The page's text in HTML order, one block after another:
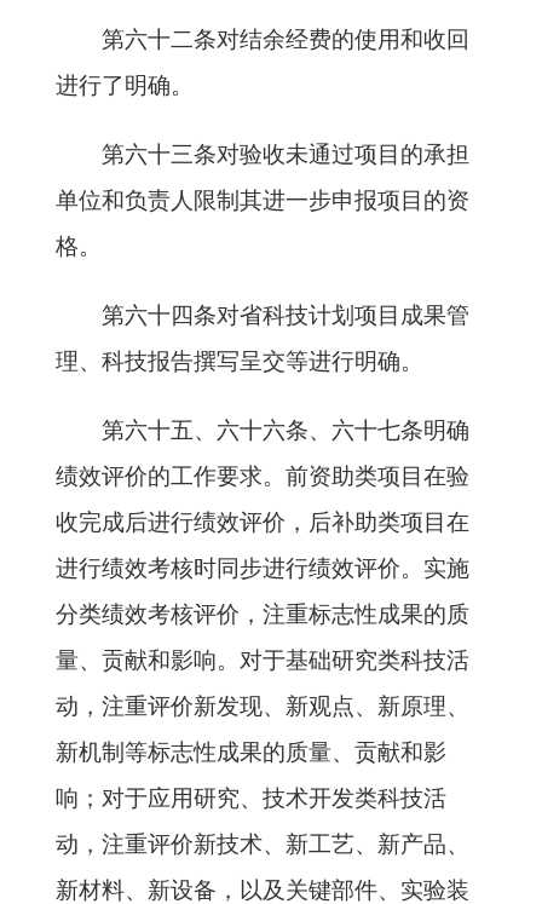
第六十二条对结余经费的使用和收回
进行了明确。
第六十三条对验收未通过项目的承担
单位和负责人限制其进一步申报项目的资
格。
第六十四条对省科技计划项目成果管
理、科技报告撰写呈交等进行明确。
第六十五、六十六条、六十七条明确
绩效评价的工作要求。前资助类项目在验
收完成后进行绩效评价，后补助类项目在
进行绩效考核时同步进行绩效评价。实施
分类绩效考核评价，注重标志性成果的质
量、贡献和影响。对于基础研究类科技活
动，注重评价新发现、新观点、新原理、
新机制等标志性成果的质量、贡献和影
响；对于应用研究、技术开发类科技活
动，注重评价新技术、新工艺、新产品、
新材料、新设备，以及关键部件、实验装